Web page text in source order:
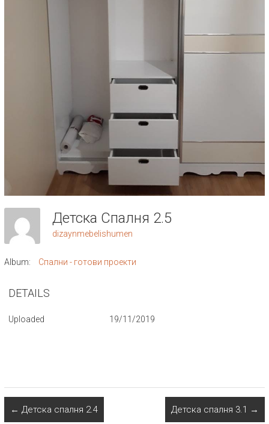
Детска Спалня 2.5
dizaynmebelishumen
Album: Спални - готови проекти
DETAILS
Uploaded 19/11/2019
← Детска спалня 2.4 Детска спалня 3.1 →